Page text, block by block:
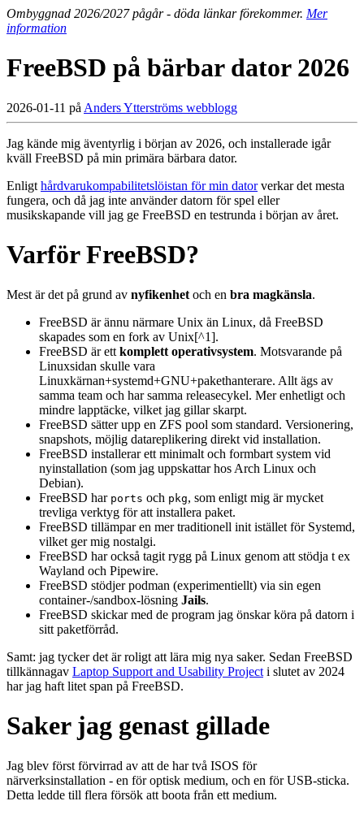
Ombyggnad 2026/2027 pågår - döda länkar förekommer. Mer
information
FreeBSD på bärbar dator 2026
2026-01-11 på Anders Ytterströms webblogg
Jag kände mig äventyrlig i början av 2026, och installerade igår
kväll FreeBSD på min primära bärbara dator.
Enligt hårdvarukompabilitetslöistan för min datorverkar det mesta
fungera, och då jag inte använder datorn för spel eller
musikskapande vill jag ge FreeBSD en testrunda i början av året.
Varför FreeBSD?
Mest är det på grund av nyfikenhet och en bra magkänsla.
FreeBSD är ännu närmare Unix än Linux, då FreeBSD
skapades som en fork av Unix[^1].
FreeBSD är ett komplett operativsystem. Motsvarande på
Linuxsidan skulle vara
Linuxkärnan+systemd+GNU+pakethanterare. Allt ägs av
samma team och har samma releasecykel. Mer enhetligt och
mindre lapptäcke, vilket jag gillar skarpt.
FreeBSD sätter upp en ZFS pool som standard. Versionering,
snapshots, möjlig datareplikering direkt vid installation.
FreeBSD installerar ett minimalt och formbart system vid
nyinstallation (som jag uppskattar hos Arch Linux och
Debian).
FreeBSD har ports och pkg, som enligt mig är mycket
trevliga verktyg för att installera paket.
FreeBSD tillämpar en mer traditionell init istället för Systemd,
vilket ger mig nostalgi.
FreeBSD har också tagit rygg på Linux genom att stödja t ex
Wayland och Pipewire.
FreeBSD stödjer podman (experimentiellt) via sin egen
container-/sandbox-lösning Jails.
FreeBSD skickar med de program jag önskar köra på datorn i
sitt paketförråd.
Samt: jag tycker det är roligt att lära mig nya saker. Sedan FreeBSD
tillkännagav Laptop Support and Usability Project i slutet av 2024
har jag haft litet span på FreeBSD.
Saker jag genast gillade
Jag blev först förvirrad av att de har två ISOS för
närverksinstallation - en för optisk medium, och en för USB-sticka.
Detta ledde till flera försök att boota från ett medium.